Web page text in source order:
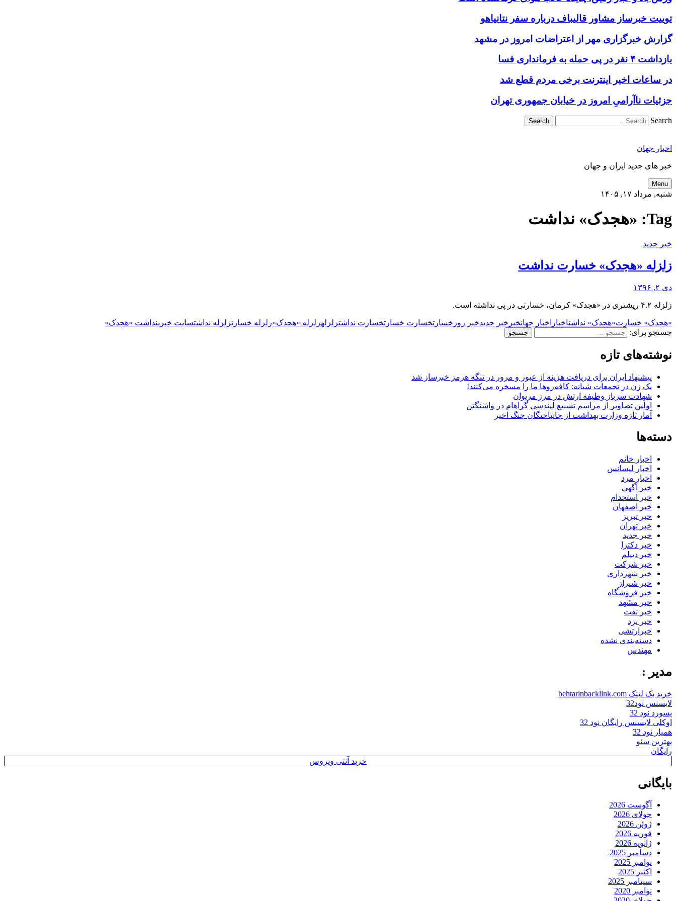
توییت خبرساز مشاور قالیباف درباره سفر نتانیاهو
گزارش خبرگزاری مهر از اعتراضات امروز در مشهد
بازداشت ۴ نفر در پی حمله به فرمانداری فسا
در ساعات اخیر اینترنت برخی مردم قطع شد
جزئیات ناآرامیِ امروز در خیابان جمهوری تهران
Search
اخبار جهان
خبر های جدید ایران و جهان
Menu
شنبه, مرداد ۱۷, ۱۴۰۵
Tag: «هجدک» نداشت
خبر جدید
زلزله «هجدک» خسارت نداشت
دی ۲, ۱۳۹۶
زلزله ۴.۲ ریشتری در «هجدک» کرمان، خسارتی در پی نداشته است.
«هجدک» خسارت«هجدک» نداشتاخبار اخبار جهانخبر خبر جدیدخبر روز خسارتخسارت خسارتخسارت نداشتزلزلهزلزله «هجدک»زلزله خسارتزلزله نداشتسایت خبرینداشت «هجدک»
جستجو برای:
نوشته‌های تازه
پیشنهاد ایران برای دریافت هزینه از عبور و مرور در تنگه هرمز خبرساز شد
یک زن در تجمعات شبانه: کافه‌روها ما را مسخره می‌کنند!
شهادت سرباز وظیفه ارتش در مرز مریوان
اولین تصاویر از مراسم تشییع لیندسی گراهام در واشنگتن
آمار تازه وزارت بهداشت از جانباختگان جنگ اخیر
دسته‌ها
اخبار خانم
اخبار لیسانس
اخبار مرد
خبر آگهی
خبر استخدام
خبر اصفهان
خبر تبریز
خبر تهران
خبر جدید
خبر دکترا
خبر دیپلم
خبر شرکت
خبر شهرداری
خبر شیراز
خبر فروشگاه
خبر مشهد
خبر نفت
خبر یزد
خبرارتشی
دسته‌بندی نشده
مهندس
مدیر :
خرید بک لینک behtarinbacklink.com
لایسنس نود32
پسورد نود 32
اوکلی لایسنس رایگان نود 32
همیار نود 32
بهترین سئو
رایگان
خرید آنتی ویروس
بایگانی
آگوست 2026
جولای 2026
ژوئن 2026
فوریه 2026
ژانویه 2026
دسامبر 2025
نوامبر 2025
اکتبر 2025
سپتامبر 2025
نوامبر 2020